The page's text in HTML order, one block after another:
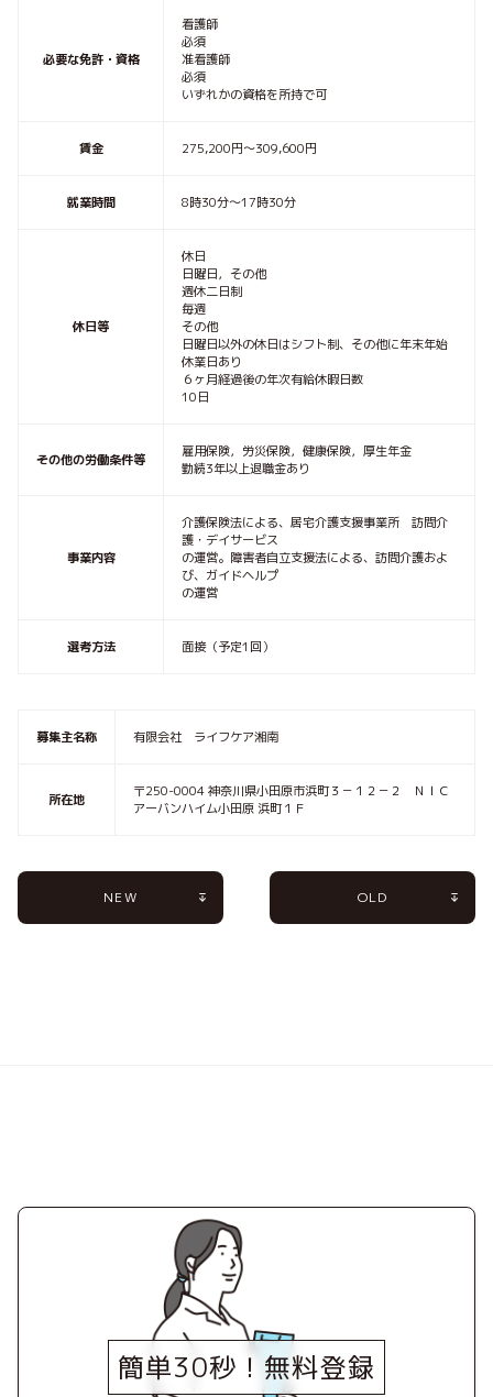
必要な免許・資格
看護師
必須
准看護師
必須
いずれかの資格を所持で可
賃金 275,200円〜309,600円
就業時間 8時30分〜17時30分
休日等
休日
日曜日，その他
週休二日制
毎週
その他
日曜日以外の休日はシフト制、その他に年末年始
休業日あり
６ヶ月経過後の年次有給休暇日数
10日
その他の労働条件等
雇用保険，労災保険，健康保険，厚生年金
勤続3年以上退職金あり
事業内容
介護保険法による、居宅介護支援事業所 訪問介
護・デイサービス
の運営。障害者自立支援法による、訪問介護およ
び、ガイドヘルプ
の運営
選考方法 面接（予定1回）
募集主名称 有限会社 ライフケア湘南
所在地
〒250-0004 神奈川県小田原市浜町３－１２－２ ＮＩＣ
アーバンハイム小田原 浜町１Ｆ
NEW OLD
簡単30秒！無料登録